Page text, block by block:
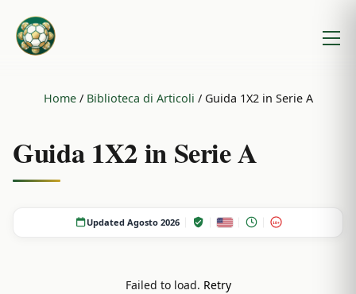
Home/ Biblioteca di Articoli / Guida 1X2 in Serie A
Guida 1X2 in Serie A
Updated Agosto 2026 18+
Failed to load. Retry